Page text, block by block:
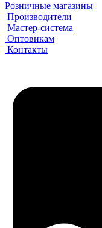
Розничные магазины
Производители
Мастер-система
Оптовикам
Контакты